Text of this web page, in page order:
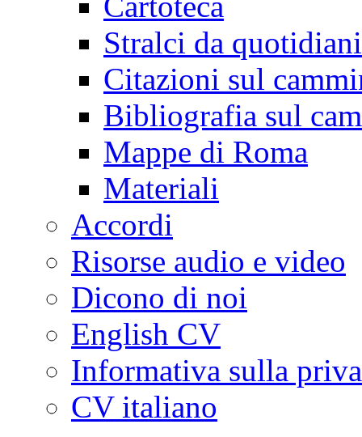
Stralci da
Citazioni sul
Bibliografia sul
Mappe di Roma
Materiali
Accordi
Risorse audio e video
Dicono di noi
English CV
Informativa sulla
CV italiano